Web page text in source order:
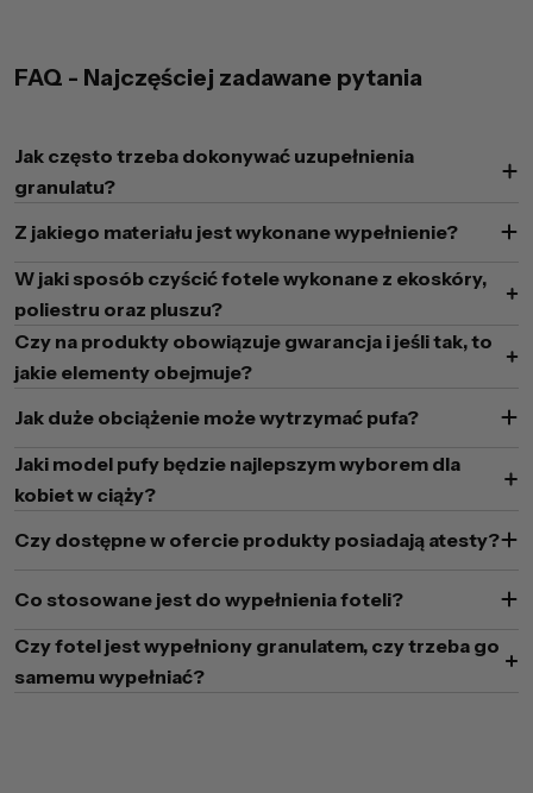
FAQ - Najczęściej zadawane pytania
Jak często trzeba dokonywać uzupełnienia
granulatu?
Z jakiego materiału jest wykonane wypełnienie?
W jaki sposób czyścić fotele wykonane z ekoskóry,
poliestru oraz pluszu?
Czy na produkty obowiązuje gwarancja i jeśli tak, to
jakie elementy obejmuje?
Jak duże obciążenie może wytrzymać pufa?
Jaki model pufy będzie najlepszym wyborem dla
kobiet w ciąży?
Czy dostępne w ofercie produkty posiadają atesty?
Co stosowane jest do wypełnienia foteli?
Czy fotel jest wypełniony granulatem, czy trzeba go
samemu wypełniać?